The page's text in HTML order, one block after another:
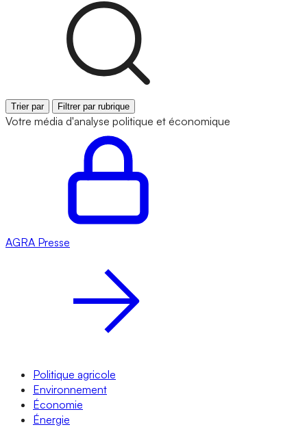
Trier par Filtrer par rubrique
Votre média d'analyse politique et économique
AGRA Presse
Politique agricole
Environnement
Économie
Énergie